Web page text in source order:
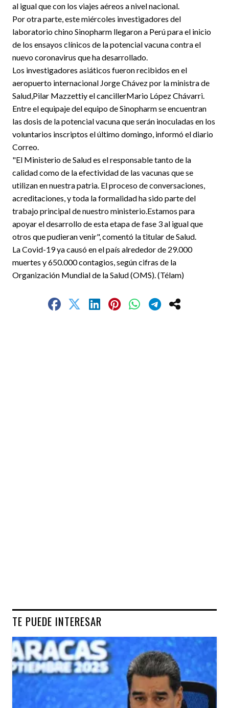
al igual que con los viajes aéreos a nivel nacional.
Por otra parte, este miércoles investigadores del
laboratorio chino Sinopharm llegaron a Perú para el inicio
de los ensayos clínicos de la potencial vacuna contra el
nuevo coronavirus que ha desarrollado.
Los investigadores asiáticos fueron recibidos en el
aeropuerto internacional Jorge Chávez por la ministra de
Salud,Pilar Mazzettiy el cancillerMario López Chávarri.
Entre el equipaje del equipo de Sinopharm se encuentran
las dosis de la potencial vacuna que serán inoculadas en los
voluntarios inscriptos el último domingo, informó el diario
Correo.
"El Ministerio de Salud es el responsable tanto de la
calidad como de la efectividad de las vacunas que se
utilizan en nuestra patria. El proceso de conversaciones,
acreditaciones, y toda la formalidad ha sido parte del
trabajo principal de nuestro ministerio.Estamos para
apoyar el desarrollo de esta etapa de fase 3 al igual que
otros que pudieran venir", comentó la titular de Salud.
La Covid-19 ya causó en el país alrededor de 29.000
muertes y 650.000 contagios, según cifras de la
Organización Mundial de la Salud (OMS). (Télam)
TE PUEDE INTERESAR